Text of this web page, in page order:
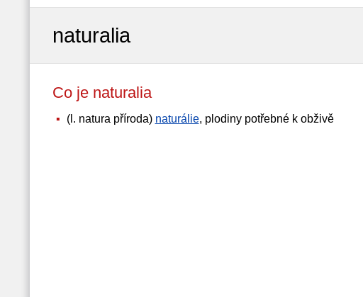
naturalia
Co je naturalia
(l. natura příroda) naturálie, plodiny potřebné k obživě